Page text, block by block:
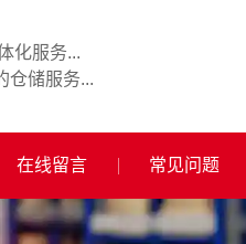
化服务...
仓储服务...
在线留言 常见问题